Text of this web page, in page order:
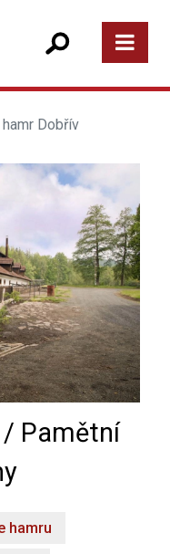
Dobřív
/ Pamětní
hamru